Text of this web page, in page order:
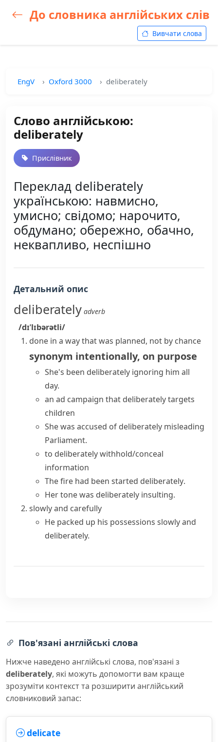
До словника англійських слів
Вивчати слова
EngV Oxford 3000 deliberately
Слово англійською:
deliberately
Прислівник
Переклад deliberately
українською: навмисно,
умисно; свідомо; нарочито,
обдумано; обережно, обачно,
неквапливо, неспішно
Детальний опис
deliberately adverb
/dɪˈlɪbərətli/
done in a way that was planned, not by chance
synonym intentionally, on purpose
She's been deliberately ignoring him all
day.
an ad campaign that deliberately targets
children
She was accused of deliberately misleading
Parliament.
to deliberately withhold/conceal
information
The fire had been started deliberately.
Her tone was deliberately insulting.
slowly and carefully
He packed up his possessions slowly and
deliberately.
Пов'язані англійські слова
Нижче наведено англійські слова, пов'язані з
deliberately, які можуть допомогти вам краще
зрозуміти контекст та розширити англійський
словниковий запас:
delicate